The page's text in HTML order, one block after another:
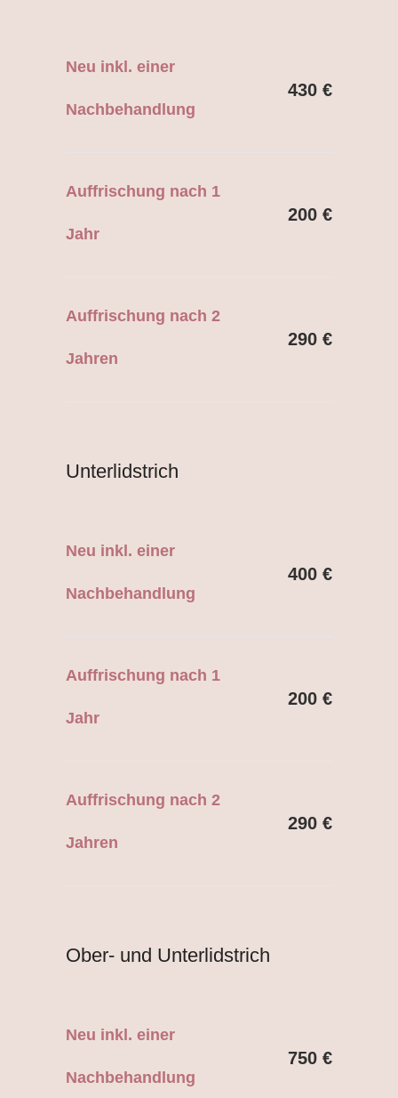
Neu inkl. einer
Nachbehandlung
430 €
Auffrischung nach 1
Jahr
200 €
Auffrischung nach 2
Jahren
290 €
Unterlidstrich
Neu inkl. einer
Nachbehandlung
400 €
Auffrischung nach 1
Jahr
200 €
Auffrischung nach 2
Jahren
290 €
Ober- und Unterlidstrich
Neu inkl. einer
Nachbehandlung
750 €